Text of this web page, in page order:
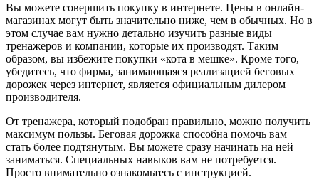
Вы можете совершить покупку в интернете. Цены в онлайн-
магазинах могут быть значительно ниже, чем в обычных. Но в
этом случае вам нужно детально изучить разные виды
тренажеров и компании, которые их производят. Таким
образом, вы избежите покупки «кота в мешке». Кроме того,
убедитесь, что фирма, занимающаяся реализацией беговых
дорожек через интернет, является официальным дилером
производителя.
От тренажера, который подобран правильно, можно получить
максимум пользы. Беговая дорожка способна помочь вам
стать более подтянутым. Вы можете сразу начинать на ней
заниматься. Специальных навыков вам не потребуется.
Просто внимательно ознакомьтесь с инструкцией.